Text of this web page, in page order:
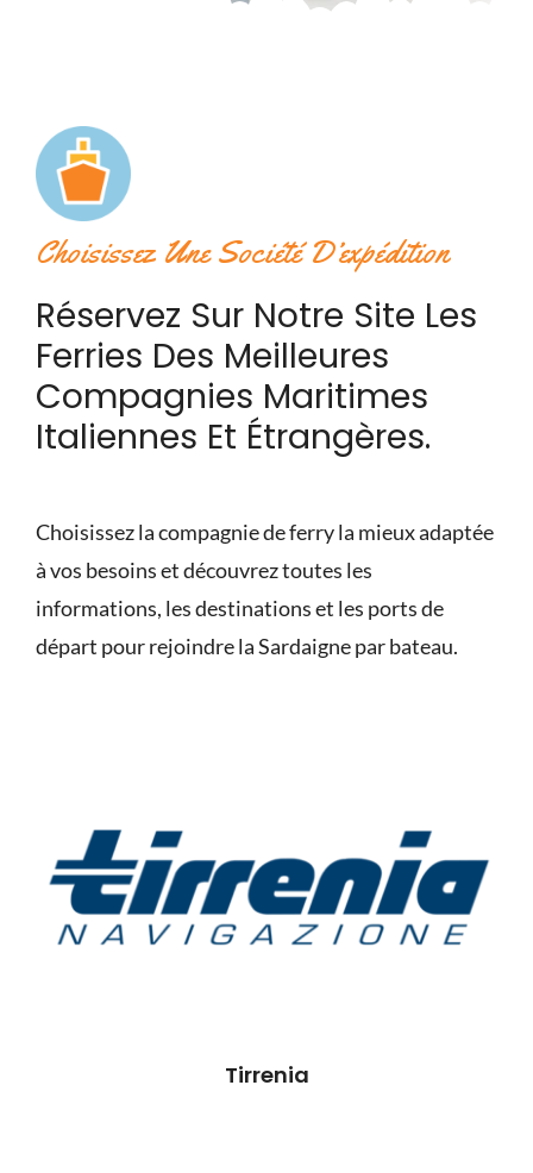
Choisissez Une Société D’expédition
Réservez Sur Notre Site Les
Ferries Des Meilleures
Compagnies Maritimes
Italiennes Et Étrangères.
Choisissez la compagnie de ferry la mieux adaptée
à vos besoins et découvrez toutes les
informations, les destinations et les ports de
départ pour rejoindre la Sardaigne par bateau.
Tirrenia